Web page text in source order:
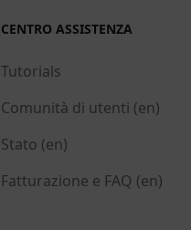
CENTRO ASSISTENZA
Tutorials
Comunità di utenti (en)
Stato (en)
Fatturazione e FAQ (en)